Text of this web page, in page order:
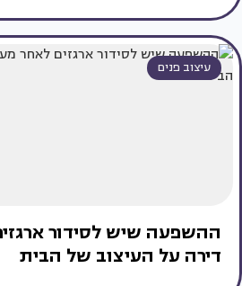
עיצוב פנים
ההשפעה שיש לסידור
דירה על העיצוב של הבית